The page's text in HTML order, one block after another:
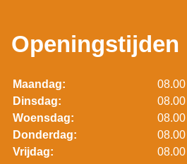
Openingstijden
Maandag:
Dinsdag:
Woensdag:
Donderdag:
Vrijdag: